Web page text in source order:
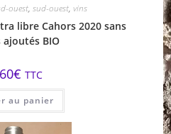
ouest, sud-ouest, vins
libre Cahors 2020 sans
BIO
€ TTC
au panier